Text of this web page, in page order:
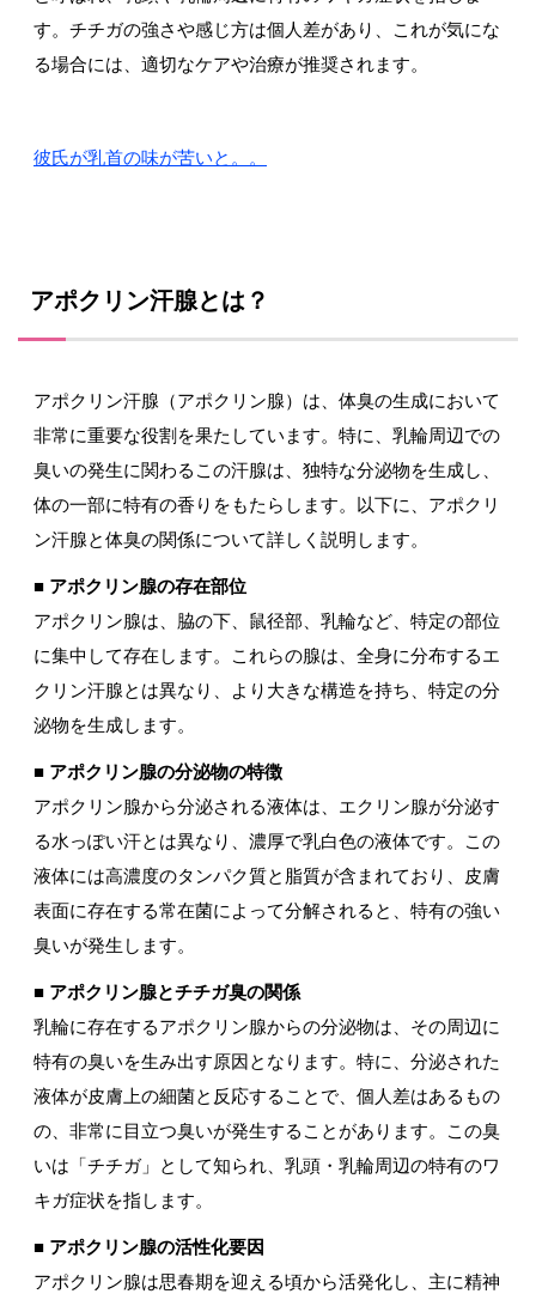
す。チチガの強さや感じ方は個人差があり、これが気にな
る場合には、適切なケアや治療が推奨されます。
彼氏が乳首の味が苦いと。。
アポクリン汗腺とは？
アポクリン汗腺（アポクリン腺）は、体臭の生成において
非常に重要な役割を果たしています。特に、乳輪周辺での
臭いの発生に関わるこの汗腺は、独特な分泌物を生成し、
体の一部に特有の香りをもたらします。以下に、アポクリ
ン汗腺と体臭の関係について詳しく説明します。
■ アポクリン腺の存在部位
アポクリン腺は、脇の下、鼠径部、乳輪など、特定の部位
に集中して存在します。これらの腺は、全身に分布するエ
クリン汗腺とは異なり、より大きな構造を持ち、特定の分
泌物を生成します。
■ アポクリン腺の分泌物の特徴
アポクリン腺から分泌される液体は、エクリン腺が分泌す
る水っぽい汗とは異なり、濃厚で乳白色の液体です。この
液体には高濃度のタンパク質と脂質が含まれており、皮膚
表面に存在する常在菌によって分解されると、特有の強い
臭いが発生します。
■ アポクリン腺とチチガ臭の関係
乳輪に存在するアポクリン腺からの分泌物は、その周辺に
特有の臭いを生み出す原因となります。特に、分泌された
液体が皮膚上の細菌と反応することで、個人差はあるもの
の、非常に目立つ臭いが発生することがあります。この臭
いは「チチガ」として知られ、乳頭・乳輪周辺の特有のワ
キガ症状を指します。
■ アポクリン腺の活性化要因
アポクリン腺は思春期を迎える頃から活発化し、主に精神